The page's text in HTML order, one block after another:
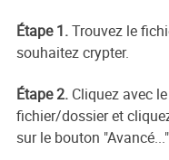
Étape 1.Trouvez le
souhaitez crypter.
Étape 2.Cliquez avec
fichier/dossier et
sur le bouton